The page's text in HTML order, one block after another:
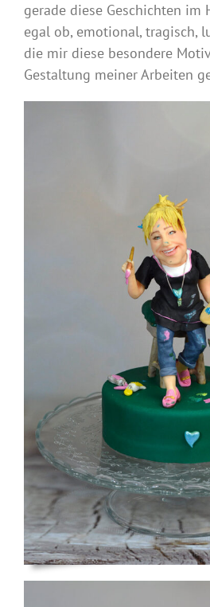
gerade diese Geschichten im
egal ob, emotional, tragisch,
die mir diese besondere
Gestaltung meiner Arbeiten